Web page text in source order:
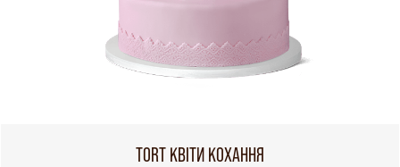
TORT КВІТИ КОХАННЯ